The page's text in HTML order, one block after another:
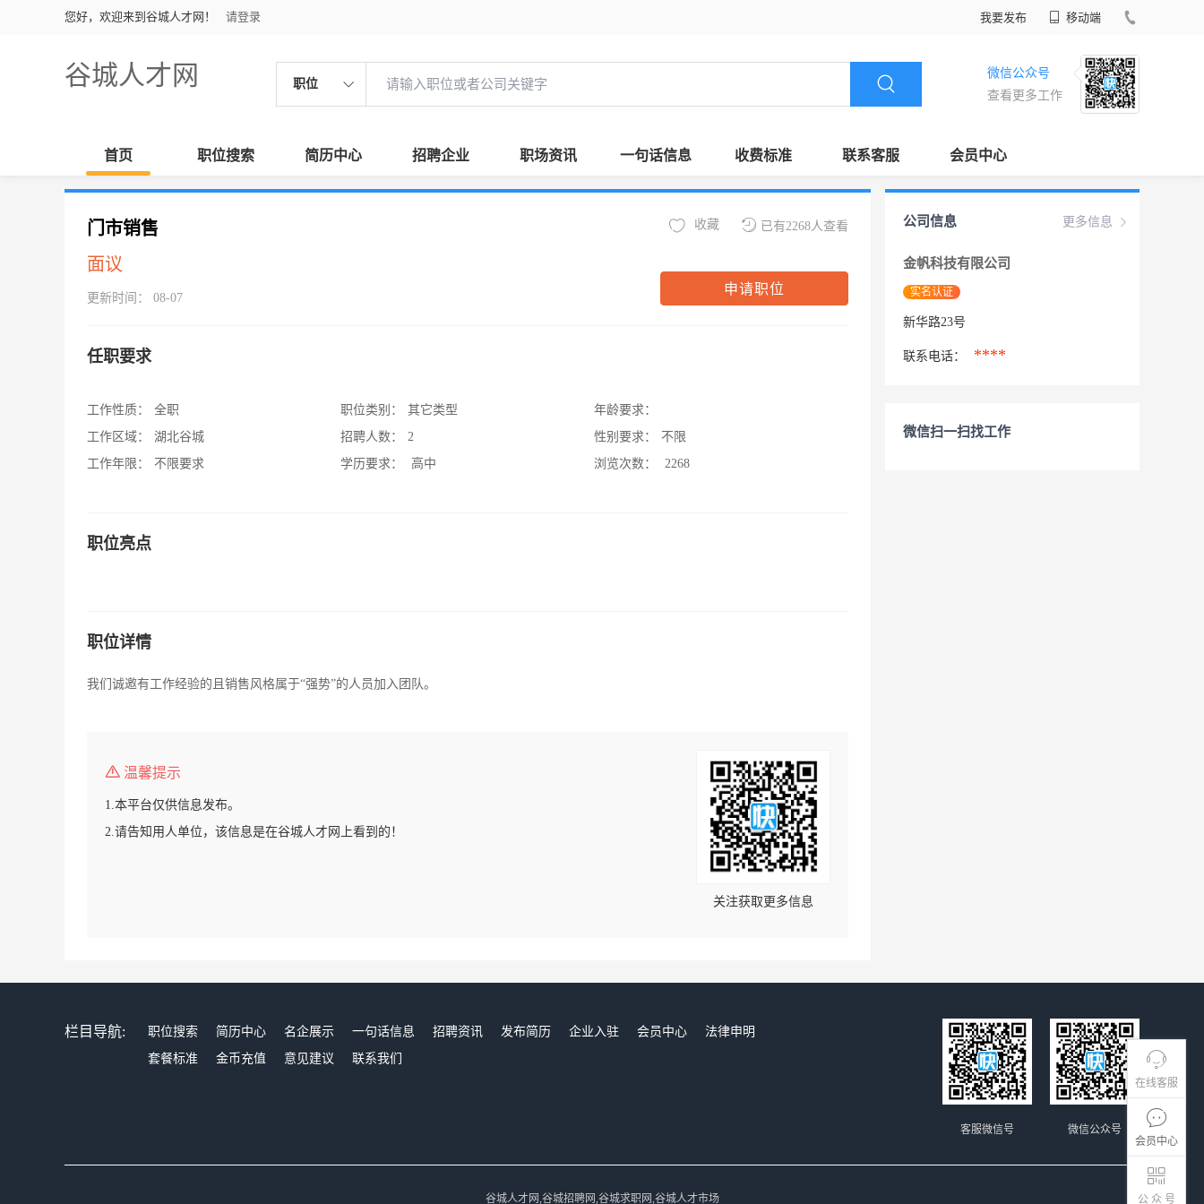
您好，欢迎来到谷城人才网！ 请登录 我要发布 移动端
谷城人才网 职位
微信公众号
查看更多工作
首页 职位搜索 简历中心 招聘企业 职场资讯 一句话信息 收费标准 联系客服 会员中心
在线客服
会员中心
公 众 号
门市销售
面议
更新时间： 08-07
已有2268人查看
收藏
申请职位
任职要求
工作性质：
全职
工作区域：
湖北谷城
工作年限：
不限要求
职位类别：
其它类型
招聘人数：
2
学历要求：
高中
年龄要求：
性别要求：
不限
浏览次数：
2268
职位亮点
职位详情
我们诚邀有工作经验的且销售风格属于“强势”的人员加入团队。
温馨提示
1.本平台仅供信息发布。
2.请告知用人单位，该信息是在谷城人才网上看到的！
关注获取更多信息
更多信息
公司信息
金帆科技有限公司
实名认证
新华路23号
联系电话： ****
微信扫一扫找工作
栏目导航: 职位搜索 简历中心 名企展示 一句话信息 招聘资讯 发布简历 企业入驻 会员中心
法律申明
套餐标准
金币充值 意见建议 联系我们
微信公众号
客服微信号
谷城人才网,谷城招聘网,谷城求职网,谷城人才市场